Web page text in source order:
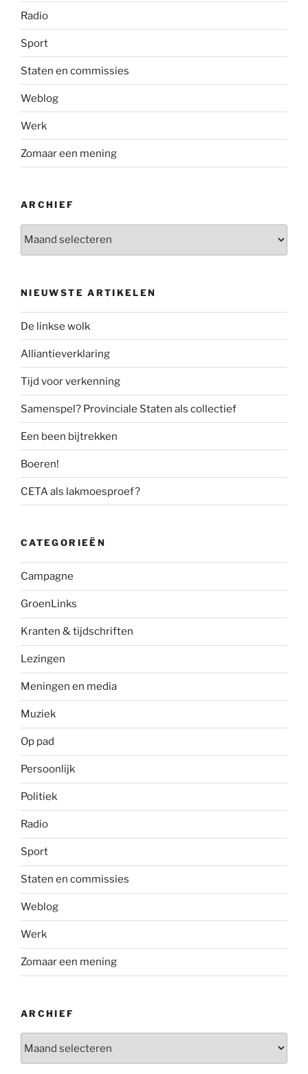
Radio
Sport
Staten en commissies
Weblog
Werk
Zomaar een mening
ARCHIEF
NIEUWSTE ARTIKELEN
De linkse wolk
Alliantieverklaring
Tijd voor verkenning
Samenspel? Provinciale Staten als collectief
Een been bijtrekken
Boeren!
CETA als lakmoesproef?
CATEGORIEËN
Campagne
GroenLinks
Kranten & tijdschriften
Lezingen
Meningen en media
Muziek
Op pad
Persoonlijk
Politiek
Radio
Sport
Staten en commissies
Weblog
Werk
Zomaar een mening
ARCHIEF